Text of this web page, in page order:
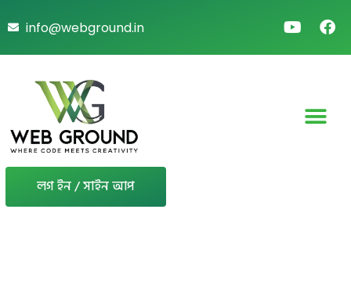
info@webground.in
লগ ইন / সাইন আপ